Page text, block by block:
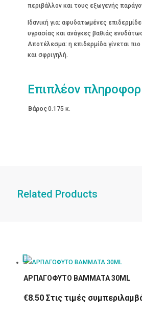
περιβάλλον και τους εξωγενής
Ιδανική για: αφυδατωμένες
υγρασίας και ανάγκες βαθιάς
Αποτέλεσμα: η επιδερμίδα γίνεται
και σφριγηλή.
Επιπλέον
Βάρος0.175 κ.
Related Products
ΑΡΠΑΓΟΦΥΤΟ ΒΑΜΜΑΤΑ 30ML
€8.50 Στις τιμές